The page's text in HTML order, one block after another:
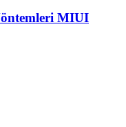
MIUI